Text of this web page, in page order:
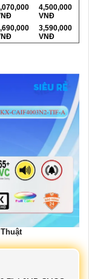
4,500,000
VNĐ
3,590,000
VNĐ